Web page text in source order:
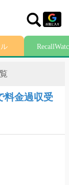
料金過収受